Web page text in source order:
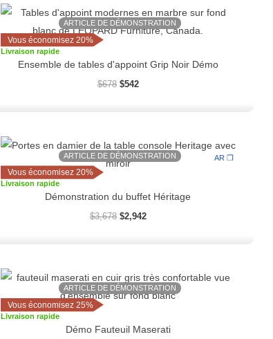
Vous économisez 20%
ARTICLE DE DÉMONSTRATION
Livraison rapide
Ensemble de tables d'appoint Grip Noir Démo
$678
prix
initial
$542
prix
actuel
Vous économisez 20%
ARTICLE DE DÉMONSTRATION AR ❒
Livraison rapide
Démonstration du buffet Héritage
$3,678
Le
prix
initial
$2,942
prix
actuel
Vous économisez 25%
ARTICLE DE DÉMONSTRATION
Livraison rapide
Démo Fauteuil Maserati
prix
initial
Le
prix
actuel